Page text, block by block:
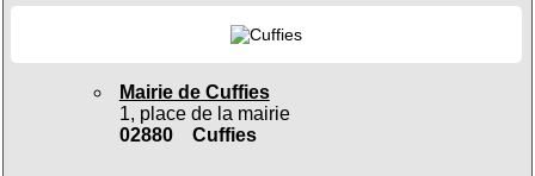
Mairie de Cuffies
1, place de la mairie
02880 Cuffies